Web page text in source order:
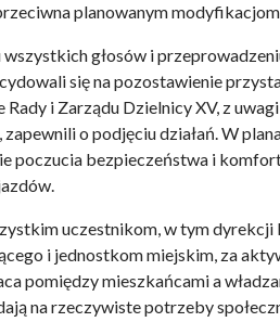
planowanym
wszystkich głosów i
się na pozostawienie
Rady i Zarządu Dzielnicy XV, z
o podjęciu działań. W
poczucia bezpieczeństwa i
uczestnikom, w tym dyrekcji
i jednostkom miejskim, za
pomiędzy mieszkańcami a
na rzeczywiste potrzeby